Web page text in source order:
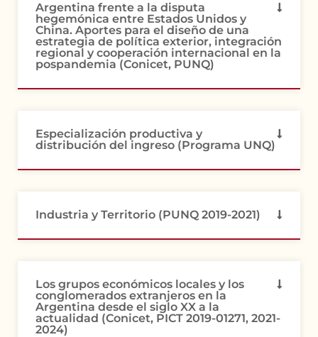
Argentina frente a la disputa
hegemónica entre Estados Unidos y
China. Aportes para el diseño de una
estrategia de política exterior, integración
regional y cooperación internacional en la
pospandemia (Conicet, PUNQ)
Especialización productiva y
distribución del ingreso (Programa UNQ)
Industria y Territorio (PUNQ 2019-2021)
Los grupos económicos locales y los
conglomerados extranjeros en la
Argentina desde el siglo XX a la
actualidad (Conicet, PICT 2019-01271, 2021-
2024)